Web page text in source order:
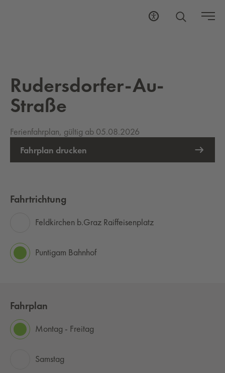
Rudersdorfer-Au-
Straße
Ferienfahrplan, gültig ab 05.08.2026
Fahrplan drucken
Fahrtrichtung
Feldkirchen b.Graz Raiffeisenplatz
Puntigam Bahnhof
Fahrplan
Montag - Freitag
Samstag